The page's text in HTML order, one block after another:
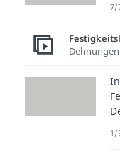
In
7/
Dehnungen
1/